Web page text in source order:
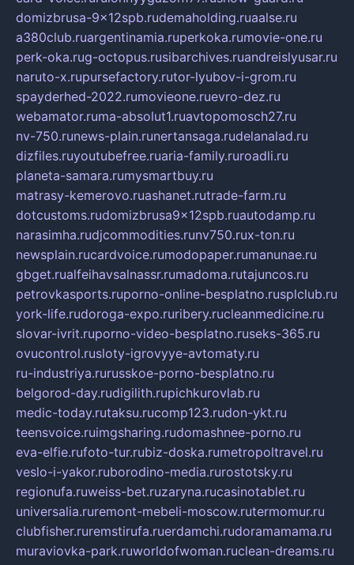
domizbrusa-9x12spb.rudemaholding.ruaalse.ru
a380club.ruargentinamia.ruperkoka.rumovie-one.ru
perk-oka.rug-octopus.rusibarchives.ruandreislyusar.ru
naruto-x.rupursefactory.rutor-lyubov-i-grom.ru
spayderhed-2022.rumovieone.ruevro-dez.ru
webamator.ruma-absolut1.ruavtopomosch27.ru
nv-750.runews-plain.runertansaga.rudelanalad.ru
dizfiles.ruyoutubefree.ruaria-family.ruroadli.ru
planeta-samara.rumysmartbuy.ru
matrasy-kemerovo.ruashanet.rutrade-farm.ru
dotcustoms.rudomizbrusa9x12spb.ruautodamp.ru
narasimha.rudjcommodities.runv750.rux-ton.ru
newsplain.rucardvoice.rumodopaper.rumanunae.ru
gbget.rualfeihavsalnassr.rumadoma.rutajuncos.ru
petrovkasports.ruporno-online-besplatno.rusplclub.ru
york-life.rudoroga-expo.ruribery.rucleanmedicine.ru
slovar-ivrit.ruporno-video-besplatno.ruseks-365.ru
ovucontrol.rusloty-igrovyye-avtomaty.ru
ru-industriya.rurusskoe-porno-besplatno.ru
belgorod-day.rudigilith.rupichkurovlab.ru
medic-today.rutaksu.rucomp123.rudon-ykt.ru
teensvoice.ruimgsharing.rudomashnee-porno.ru
eva-elfie.rufoto-tur.rubiz-doska.rumetropoltravel.ru
veslo-i-yakor.ruborodino-media.rurostotsky.ru
regionufa.ruweiss-bet.ruzaryna.rucasinotablet.ru
universalia.ruremont-mebeli-moscow.rutermomur.ru
clubfisher.ruremstirufa.ruerdamchi.rudoramamama.ru
muraviovka-park.ruworldofwoman.ruclean-dreams.ru